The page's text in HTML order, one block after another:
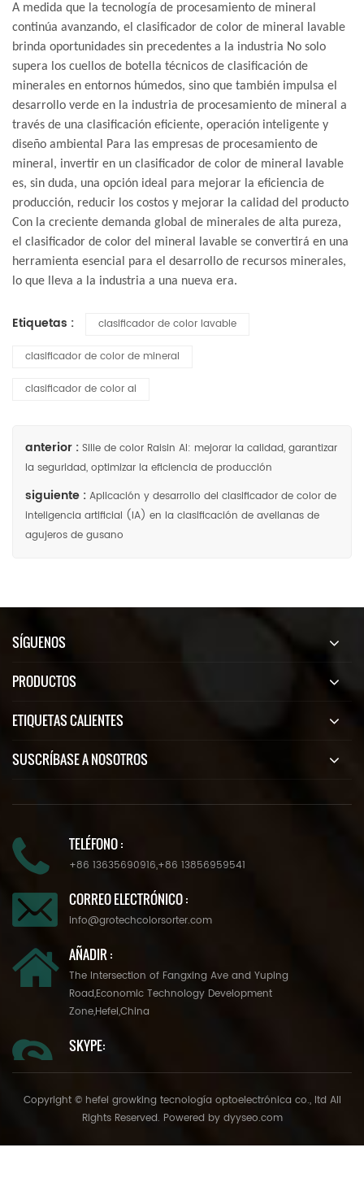
A medida que la tecnología de procesamiento de mineral
continúa avanzando, el clasificador de color de mineral lavable
brinda oportunidades sin precedentes a la industria No solo
supera los cuellos de botella técnicos de clasificación de
minerales en entornos húmedos, sino que también impulsa el
desarrollo verde en la industria de procesamiento de mineral a
través de una clasificación eficiente, operación inteligente y
diseño ambiental Para las empresas de procesamiento de
mineral, invertir en un clasificador de color de mineral lavable
es, sin duda, una opción ideal para mejorar la eficiencia de
producción, reducir los costos y mejorar la calidad del producto
Con la creciente demanda global de minerales de alta pureza,
el clasificador de color del mineral lavable se convertirá en una
herramienta esencial para el desarrollo de recursos minerales,
lo que lleva a la industria a una nueva era.
Etiquetas : clasificador de color lavable
clasificador de color de mineral
clasificador de color ai
anterior : Sille de color Raisin AI: mejorar la calidad, garantizar
la seguridad, optimizar la eficiencia de producción
siguiente : Aplicación y desarrollo del clasificador de color de
inteligencia artificial (IA) en la clasificación de avellanas de
agujeros de gusano
SÍGUENOS
PRODUCTOS
ETIQUETAS CALIENTES
SUSCRÍBASE A NOSOTROS
TELÉFONO :
+86 13635690916,+86 13856959541
CORREO ELECTRÓNICO :
info@grotechcolorsorter.com
AÑADIR :
The Intersection of Fangxing Ave and Yuping
Road,Economic Technology Development
Zone,Hefei,China
SKYPE:
Copyright © hefei growking tecnología optoelectrónica co., ltd All
Rights Reserved. Powered by dyyseo.com